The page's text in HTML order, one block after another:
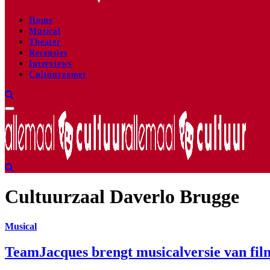
Home
Musical
Theater
Recensies
Interviews
Cultuurzomer
Cultuurzaal Daverlo Brugge
Musical
TeamJacques brengt musicalversie van